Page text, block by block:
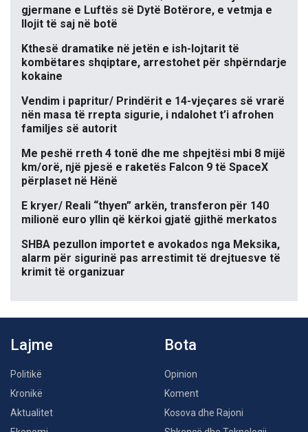
gjermane e Luftës së Dytë Botërore, e vetmja e
llojit të saj në botë
Kthesë dramatike në jetën e ish-lojtarit të
kombëtares shqiptare, arrestohet për shpërndarje
kokaine
Vendim i papritur/ Prindërit e 14-vjeçares së vrarë
nën masa të rrepta sigurie, i ndalohet t’i afrohen
familjes së autorit
Me peshë rreth 4 tonë dhe me shpejtësi mbi 8 mijë
km/orë, një pjesë e raketës Falcon 9 të SpaceX
përplaset në Hënë
E kryer/ Reali “thyen” arkën, transferon për 140
milionë euro yllin që kërkoi gjatë gjithë merkatos
SHBA pezullon importet e avokados nga Meksika,
alarm për sigurinë pas arrestimit të drejtuesve të
krimit të organizuar
Lajme
Politikë
Kronikë
Aktualitet
Bota
Opinion
Koment
Kosova dhe Rajoni